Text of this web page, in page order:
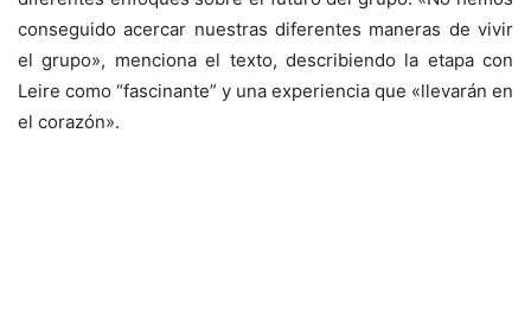
conseguido acercar nuestras diferentes maneras de vivir
el grupo», menciona el texto, describiendo la etapa con
Leire como “fascinante” y una experiencia que «llevarán en
el corazón».